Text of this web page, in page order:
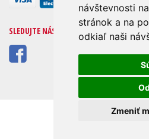
návštevnosti
stránok a na
odkiaľ naši
Zmeniť
SLEDUJTE NÁS
Wilson-Sport -